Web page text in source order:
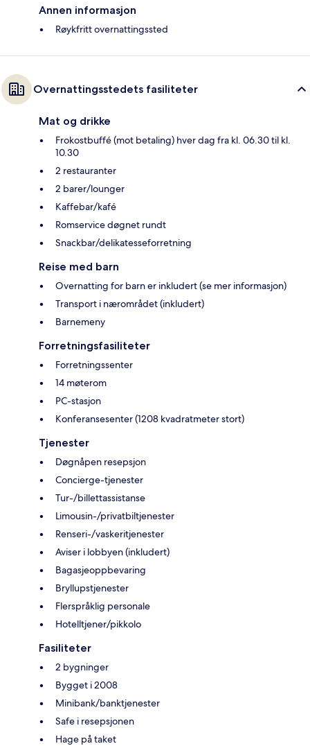
Annen informasjon
Røykfritt overnattingssted
Overnattingsstedets fasiliteter
Mat og drikke
Frokostbuffé (mot betaling) hver dag fra kl. 06.30 til kl.
10.30
2 restauranter
2 barer/lounger
Kaffebar/kafé
Romservice døgnet rundt
Snackbar/delikatesseforretning
Reise med barn
Overnatting for barn er inkludert (se mer informasjon)
Transport i nærområdet (inkludert)
Barnemeny
Forretningsfasiliteter
Forretningssenter
14 møterom
PC-stasjon
Konferansesenter (1208 kvadratmeter stort)
Tjenester
Døgnåpen resepsjon
Concierge-tjenester
Tur-/billettassistanse
Limousin-/privatbiltjenester
Renseri-/vaskeritjenester
Aviser i lobbyen (inkludert)
Bagasjeoppbevaring
Bryllupstjenester
Flerspråklig personale
Hotelltjener/pikkolo
Fasiliteter
2 bygninger
Bygget i 2008
Minibank/banktjenester
Safe i resepsjonen
Hage på taket